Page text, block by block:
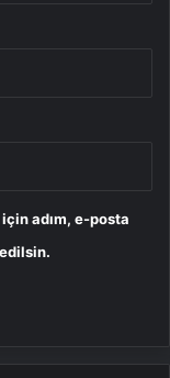
adım, e-posta